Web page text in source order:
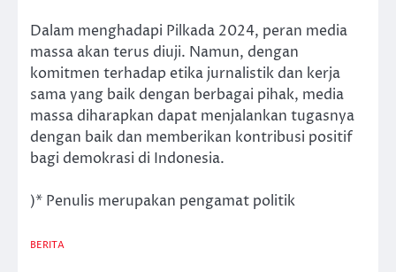
Dalam menghadapi Pilkada 2024, peran media
massa akan terus diuji. Namun, dengan
komitmen terhadap etika jurnalistik dan kerja
sama yang baik dengan berbagai pihak, media
massa diharapkan dapat menjalankan tugasnya
dengan baik dan memberikan kontribusi positif
bagi demokrasi di Indonesia.
)* Penulis merupakan pengamat politik
BERITA